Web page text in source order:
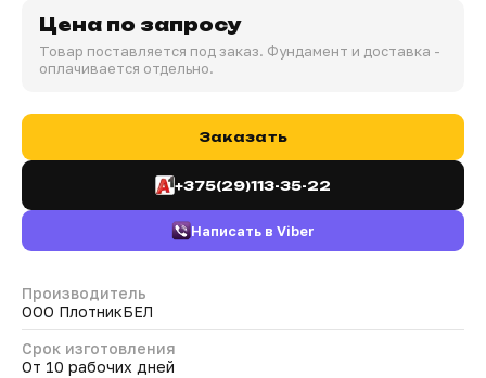
Цена по запросу
Товар поставляется под заказ. Фундамент и доставка -
оплачивается отдельно.
Заказать
+375(29)113-35-22
Написать в Viber
Производитель
ООО ПлотникБЕЛ
Срок изготовления
От 10 рабочих дней